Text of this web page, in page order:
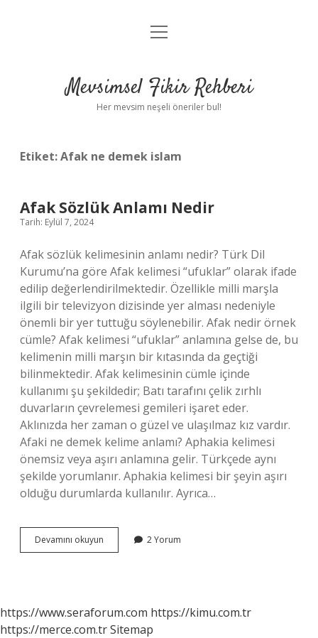
Anasayfa
Yasal Uyarı
menüyü
Mevsimsel Fikir Rehberi
Her mevsim neşeli öneriler bul!
Etiket:Afak ne demek islam
Afak Sözlük Anlamı Nedir
Tarih: Eylül 7, 2024
Afak sözlük kelimesinin anlamı nedir? Türk Dil
Kurumu’na göre Afak kelimesi “ufuklar” olarak ifade
edilip değerlendirilmektedir. Özellikle milli marşla
ilgili bir televizyon dizisinde yer alması nedeniyle
önemli bir yer tuttuğu söylenebilir. Afak nedir örnek
cümle? Afak kelimesi “ufuklar” anlamına gelse de, bu
kelimenin milli marşın bir kıtasında da geçtiği
bilinmektedir. Afak kelimesinin cümle içinde
kullanımı şu şekildedir; Batı tarafını çelik zırhlı
duvarların çevrelemesi gemileri işaret eder.
Aklınızda her zaman o güzel ve ulaşılmaz kız vardır.
Afaki ne demek kelime anlamı? Aphakia kelimesi
önemsiz veya aşırı anlamına gelir. Türkçede aynı
şekilde yorumlanır. Aphakia kelimesi bir şeyin aşırı
olduğu durumlarda kullanılır. Ayrıca…
Devamını okuyun
Sözlük
2 Yorum
https://www.seraforum.com https://kimu.com.tr
https://merce.com.trSitemap